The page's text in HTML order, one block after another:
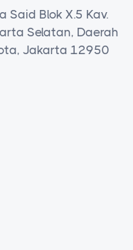
Said Blok X.5 Kav.
Selatan, Daerah
Jakarta 12950